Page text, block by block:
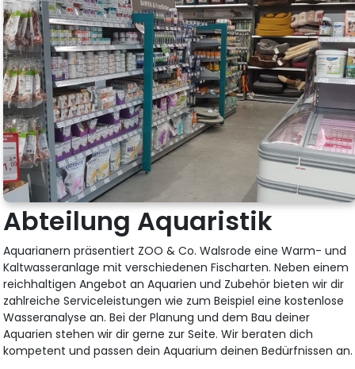
Abteilung Aquaristik
Aquarianern präsentiert ZOO & Co. Walsrode eine Warm- und
Kaltwasseranlage mit verschiedenen Fischarten. Neben einem
reichhaltigen Angebot an Aquarien und Zubehör bieten wir dir
zahlreiche Serviceleistungen wie zum Beispiel eine kostenlose
Wasseranalyse an. Bei der Planung und dem Bau deiner
Aquarien stehen wir dir gerne zur Seite. Wir beraten dich
kompetent und passen dein Aquarium deinen Bedürfnissen an.